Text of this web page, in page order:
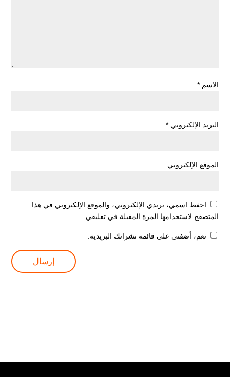
الاسم *
البريد الإلكتروني *
الموقع الإلكتروني
احفظ اسمي، بريدي الإلكتروني، والموقع الإلكتروني في هذا
المتصفح لاستخدامها المرة المقبلة في تعليقي.
نعم، أضفني على قائمة نشراتك البريدية.